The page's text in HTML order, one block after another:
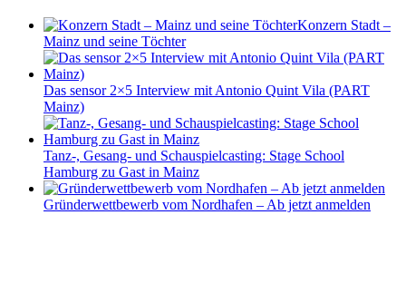
Konzern Stadt –
Mainz und seine Töchter
Das sensor 2×5 Interview mit Antonio Quint Vila (PART
Mainz)
Tanz-, Gesang- und Schauspielcasting: Stage School
Hamburg zu Gast in Mainz
Gründerwettbewerb vom Nordhafen – Ab jetzt anmelden